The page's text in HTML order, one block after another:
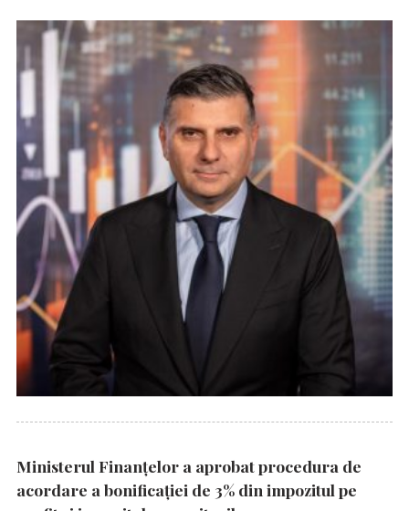
Ministerul Finanțelor a aprobat procedura de
acordare a bonificației de 3% din impozitul pe